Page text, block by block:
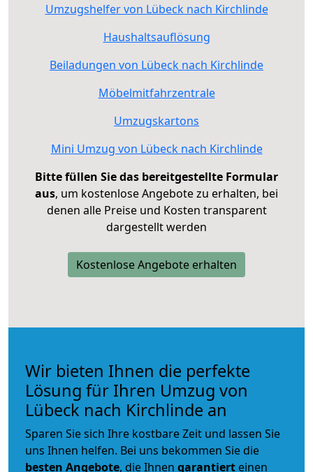
Umzugshelfer von Lübeck nach Kirchlinde
Haushaltsauflösung
Beiladungen von Lübeck nach Kirchlinde
Möbelmitfahrzentrale
Umzugskartons
Mini Umzug von Lübeck nach Kirchlinde
Bitte füllen Sie das bereitgestellte Formular
aus, um kostenlose Angebote zu erhalten, bei
denen alle Preise und Kosten transparent
dargestellt werden
Kostenlose Angebote erhalten
Wir bieten Ihnen die perfekte
Lösung für Ihren Umzug von
Lübeck nach Kirchlinde an
Sparen Sie sich Ihre kostbare Zeit und lassen Sie
uns Ihnen helfen. Bei uns bekommen Sie die
besten Angebote, die Ihnen garantiert einen